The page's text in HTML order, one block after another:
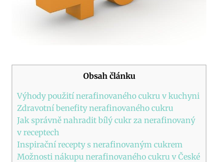
Obsah článku
Výhody použití nerafinovaného cukru v kuchyni
Zdravotní benefity nerafinovaného cukru
Jak správně nahradit bílý cukr za nerafinovaný
v receptech
Inspirační recepty s nerafinovaným cukrem
Možnosti nákupu nerafinovaného cukru v České